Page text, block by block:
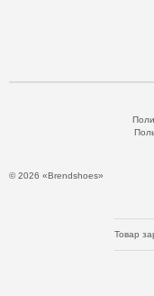
© 2026 «Brendshoes»
Товар